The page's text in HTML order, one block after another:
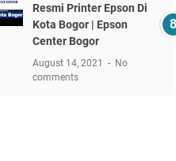
Resmi Printer Epson Di
Kota Bogor | Epson
Center Bogor
August 14, 2021
No
comments